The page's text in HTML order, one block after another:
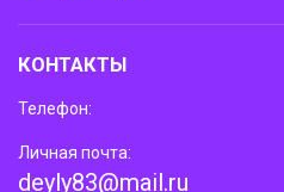
КОНТАКТЫ
Телефон:
Личная почта:
deyly83@mail.ru